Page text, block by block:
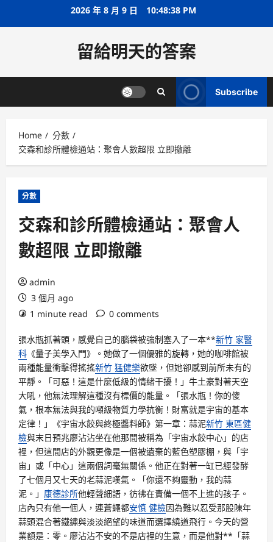
2026 年 8 月 9 日 10:48:39 PM
留給明天的答案
Subscribe
Home
分數
交森和診所體檢通站：聚會人數超限 立即撤離
分數
交森和診所體檢通站：聚會人
數超限 立即撤離
admin
3 個月 ago
1 minute read
0 comments
張水瓶抓著頭，感覺自己的腦袋被強制塞入了一本**新竹 家醫
科 《量子美學入門》。她做了一個優雅的旋轉，她的咖啡館被
兩種能量衝擊得搖搖新竹 猛健樂欲墜，但她卻感到前所未有的
平靜。「可惡！這是什麼低級的情緒干擾！」牛土豪對著天空
大吼，他無法理解這種沒有標價的能量。「張水瓶！你的傻
氣，根本無法與我的噸級物質力學抗衡！財富就是宇宙的基本
定律！」《宇宙水餃與終極醬料師》第一章：蒜泥新竹 東區健
檢與末日預兆廖沾沾坐在他那間被稱為「宇宙水餃中心」的店
裡，但這間店的外觀更像是一個被遺棄的藍色塑膠棚，與「宇
宙」或「中心」這兩個詞毫無關係。他正在對著一缸已經發酵
了七個月又七天的老蒜泥嘆氣。「你還不夠靈動，我的蒜
泥。」 康德診所他輕聲細語，彷彿在責備一個不上進的孩子。
店內只有他一個人，連蒼蠅都安慎 健檢因為難以忍受那股陳年
蒜頭混合著鐵鏽與淡淡絕望的味道而選擇繞道飛行。今天的營
業額是：零。廖沾沾不安的不是店裡的生意，而是他對**「蒜